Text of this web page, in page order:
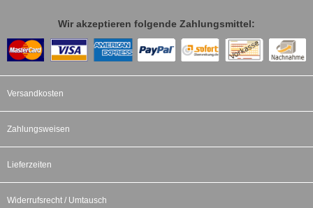
Wir akzeptieren folgende Zahlungsmittel:
Versandkosten
Zahlungsweisen
Lieferzeiten
Widerrufsrecht / Umtausch